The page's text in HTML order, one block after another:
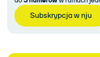
Subskrypcja w nju